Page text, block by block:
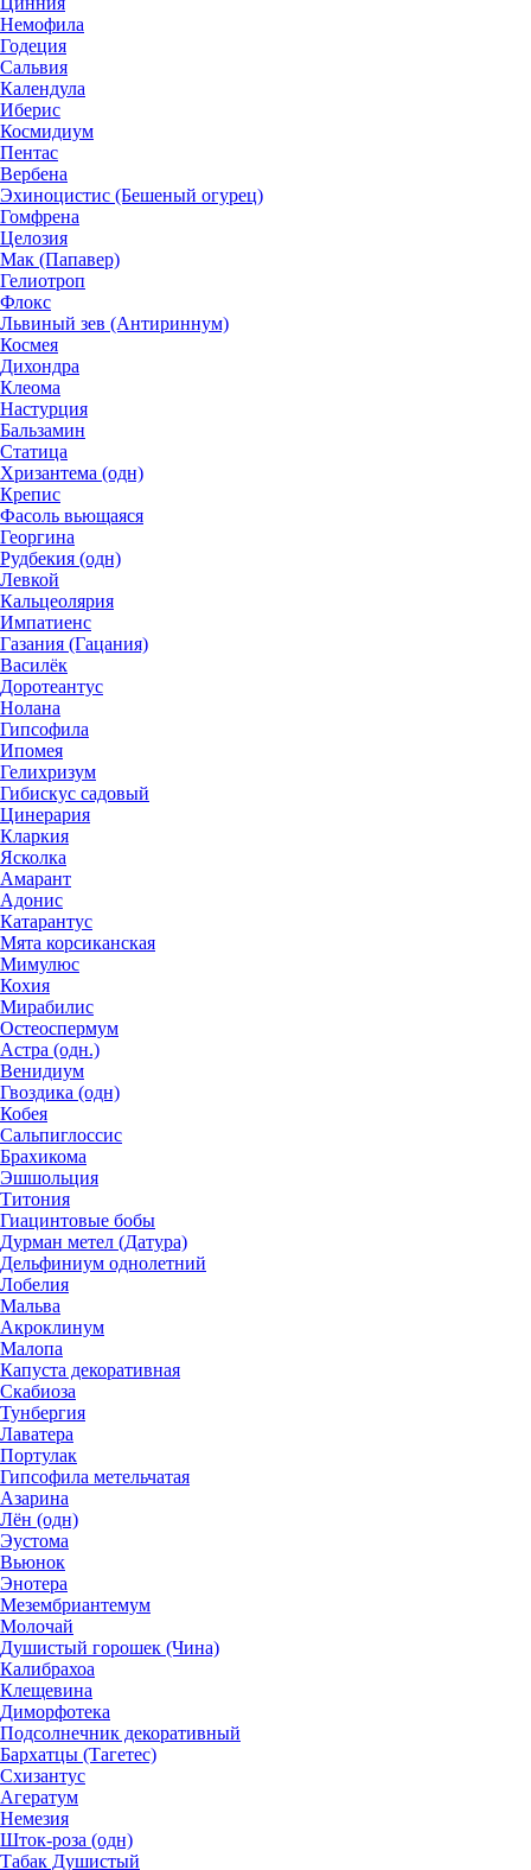
Немофила
Годеция
Сальвия
Календула
Иберис
Космидиум
Пентас
Вербена
Эхиноцистис (Бешеный огурец)
Гомфрена
Целозия
Мак (Папавер)
Гелиотроп
Флокс
Львиный зев (Антириннум)
Космея
Дихондра
Клеома
Настурция
Бальзамин
Статица
Хризантема (одн)
Крепис
Фасоль вьющаяся
Георгина
Рудбекия (одн)
Левкой
Кальцеолярия
Импатиенс
Газания (Гацания)
Василёк
Доротеантус
Нолана
Гипсофила
Ипомея
Гелихризум
Гибискус садовый
Цинерария
Кларкия
Ясколка
Амарант
Адонис
Катарантус
Мята корсиканская
Мимулюс
Кохия
Мирабилис
Остеоспермум
Астра (одн.)
Венидиум
Гвоздика (одн)
Кобея
Сальпиглоссис
Брахикома
Эшшольция
Титония
Гиацинтовые бобы
Дурман метел (Датура)
Дельфиниум однолетний
Лобелия
Мальва
Акроклинум
Малопа
Капуста декоративная
Скабиоза
Тунбергия
Лаватера
Портулак
Гипсофила метельчатая
Азарина
Лён (одн)
Эустома
Вьюнок
Энотера
Мезембриантемум
Молочай
Душистый горошек (Чина)
Калибрахоа
Клещевина
Диморфотека
Подсолнечник декоративный
Бархатцы (Тагетес)
Схизантус
Агератум
Немезия
Шток-роза (одн)
Табак Душистый